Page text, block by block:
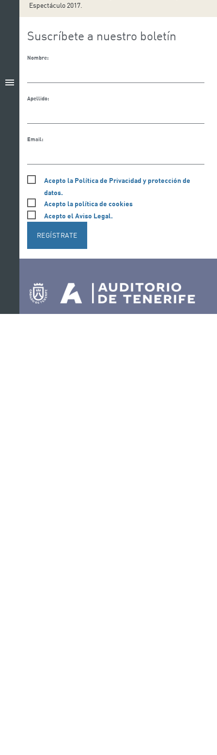
menu
Espectáculo 2017.
Suscríbete a nuestro boletín
Nombre:
Apellido:
Email:
Acepto la Política de Privacidad y protección de
datos.
Acepto la política de cookies
Acepto el Aviso Legal.
REGÍSTRATE